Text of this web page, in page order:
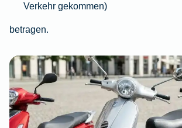
Verkehr gekommen)
betragen.